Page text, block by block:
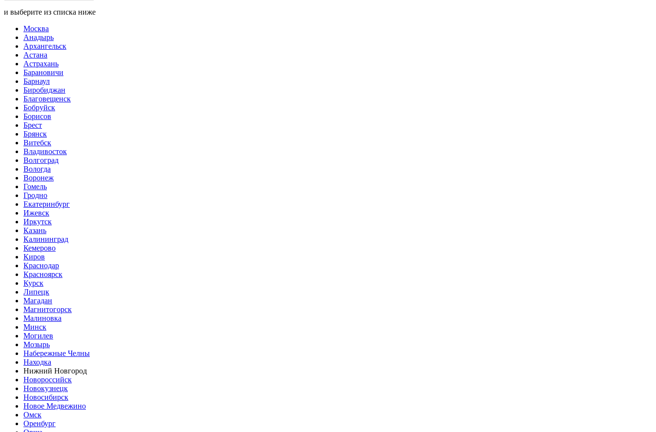
и выберите из списка ниже
Москва
Анадырь
Архангельск
Астана
Астрахань
Барановичи
Барнаул
Биробиджан
Благовещенск
Бобруйск
Борисов
Брест
Брянск
Витебск
Владивосток
Волгоград
Вологда
Воронеж
Гомель
Гродно
Екатеринбург
Ижевск
Иркутск
Казань
Калининград
Кемерово
Киров
Краснодар
Красноярск
Курск
Липецк
Магадан
Магнитогорск
Малиновка
Минск
Могилев
Мозырь
Набережные Челны
Находка
Нижний Новгород
Новороссийск
Новокузнецк
Новосибирск
Новое Медвежино
Омск
Оренбург